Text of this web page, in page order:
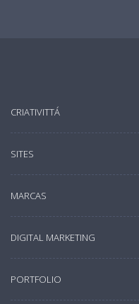
CRIATIVITTÁ
SITES
MARCAS
DIGITAL MARKETING
PORTFOLIO